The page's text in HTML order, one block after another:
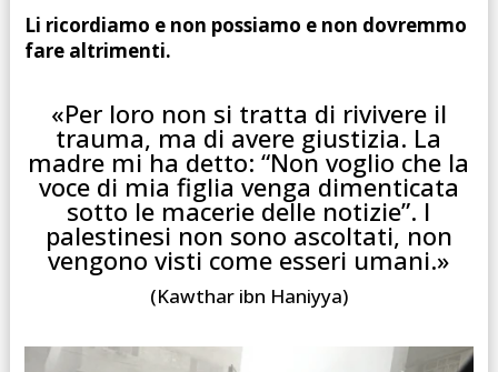
Li ricordiamo e non possiamo e non dovremmo
fare altrimenti.
«Per loro non si tratta di rivivere il
trauma, ma di avere giustizia. La
madre mi ha detto: “Non voglio che la
voce di mia figlia venga dimenticata
sotto le macerie delle notizie”. I
palestinesi non sono ascoltati, non
vengono visti come esseri umani.»
(Kawthar ibn Haniyya)